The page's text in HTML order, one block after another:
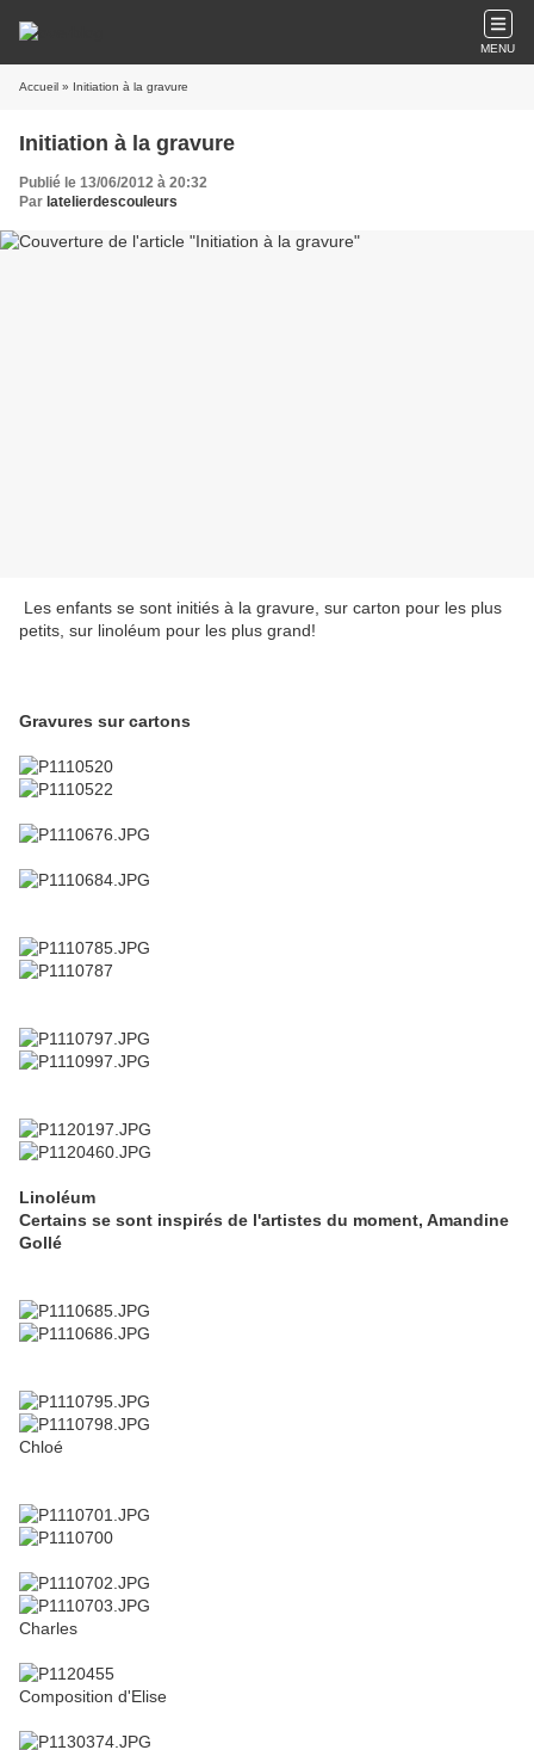
MENU
Accueil » Initiation à la gravure
Initiation à la gravure
Publié le 13/06/2012 à 20:32
Par latelierdescouleurs
Les enfants se sont initiés à la gravure, sur carton pour les plus
petits, sur linoléum pour les plus grand!
Gravures sur cartons
Linoléum
Certains se sont inspirés de l'artistes du moment, Amandine
Gollé
Chloé
Charles
Composition d'Elise